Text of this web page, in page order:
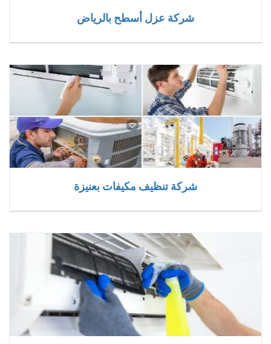
شركة عزل أسطح بالرياض
شركة تنظيف مكيفات بعنيزة